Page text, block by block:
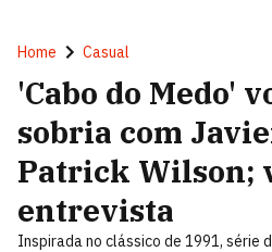
Home Casual
'Cabo do Medo'
sobria com
Patrick Wilson;
entrevista
Inspirada no clássico de 1991, série